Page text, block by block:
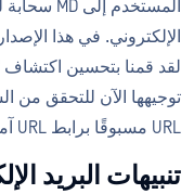
الإلكتروني. في هذا
توجيهها الآن للتحقق من
URL مسبوقًا برابط URL آمن، فلن يتم تعديله مرة أخرى.
تنبيهات البريد